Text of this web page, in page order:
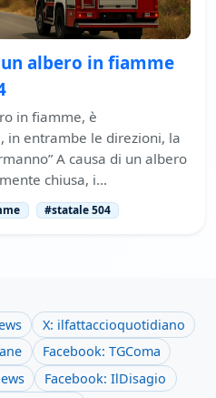
un albero in fiamme
in fiamme, è
in entrambe le direzioni, la
A causa di un albero
chiusa, i…
#statale 504
X: ilfattaccioquotidiano
Facebook: TGComa
Facebook: IlDisagio